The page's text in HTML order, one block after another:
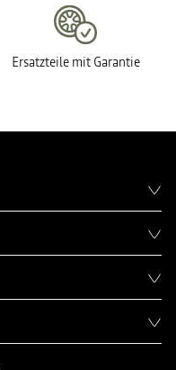
Ersatzteile mit Garantie